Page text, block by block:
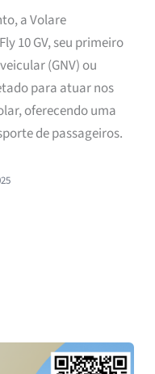
a Volare
10 GV, seu primeiro
(GNV) ou
para atuar nos
oferecendo uma
de passageiros.